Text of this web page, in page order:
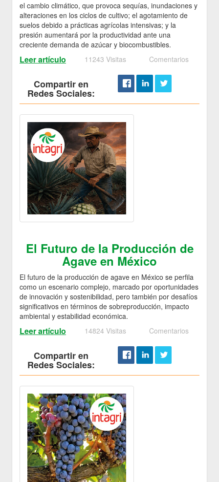
el cambio climático, que provoca sequías, inundaciones y
alteraciones en los ciclos de cultivo; el agotamiento de
suelos debido a prácticas agrícolas intensivas; y la
presión aumentará por la productividad ante una
creciente demanda de azúcar y biocombustibles.
Leer artículo 11243 Visitas Comentarios
Compartir en
Redes Sociales:
El Futuro de la Producción de
Agave en México
El futuro de la producción de agave en México se perfila
como un escenario complejo, marcado por oportunidades
de innovación y sostenibilidad, pero también por desafíos
significativos en términos de sobreproducción, impacto
ambiental y estabilidad económica.
Leer artículo 14824 Visitas Comentarios
Compartir en
Redes Sociales: